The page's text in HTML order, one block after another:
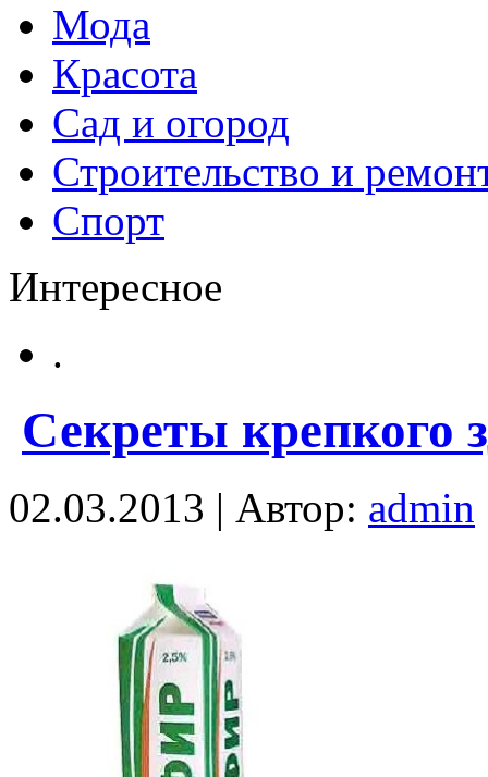
Мода
Красота
Сад и огород
Строительство и
Спорт
Интересное
.
Секреты крепкого
02.03.2013 | Автор: admin